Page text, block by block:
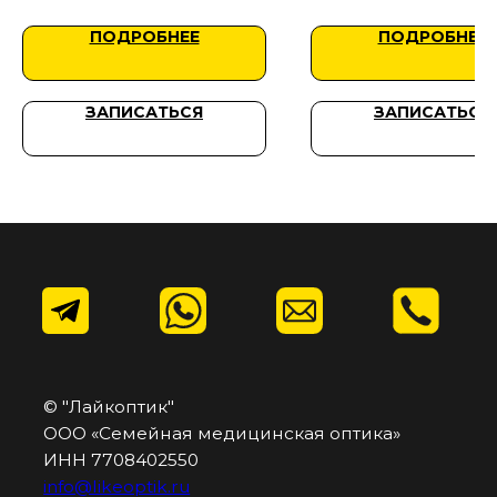
ПОДРОБНЕЕ
ЗАПИСАТЬСЯ
ПОДРОБНЕЕ
ЗАПИСАТЬСЯ